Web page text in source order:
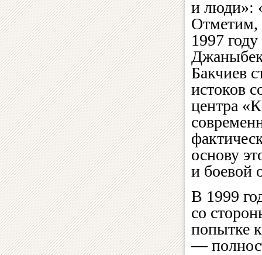
и
Отметим,
1997 году
Бакчиев
истоков
центра
основу
и боевой
В 1999
со
попытке
—